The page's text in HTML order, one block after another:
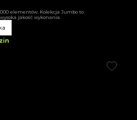
elementów. Kolekcja Jumbo to
jakość wykonania.